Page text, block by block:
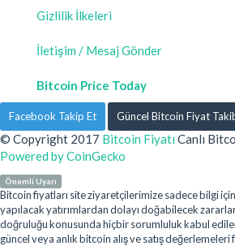
Gizlilik İlkeleri
İletişim / Mesaj Gönder
Bitcoin Price Today
Facebook Takip Et Güncel Bitcoin Fiyat
© Copyright 2017 Bitcoin Fiyatı Canlı
Powered by CoinGecko
Önemli Uyarı
Bitcoin fiyatları site ziyaretçilerimize sadece bilgi
yapılacak yatırımlardan dolayı doğabilecek
doğruluğu konusunda hiçbir sorumluluk kabul
güncel veya anlık bitcoin alış ve satış